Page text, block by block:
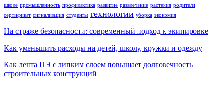
школе промышленность профилактика развитие развлечение растения родители
сертификат сигнализация студенты технологии уборка экономия
На страже безопасности: современный подход к экипировке
Как уменьшить расходы на детей, школу, кружки и одежду
Как лента ПЭ с липким слоем повышает долговечность
строительных конструкций